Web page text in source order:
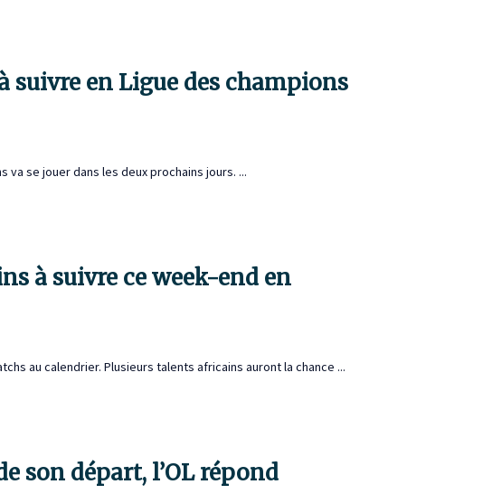
suivre en Ligue des champions
va se jouer dans les deux prochains jours. ...
à suivre ce week-end en
au calendrier. Plusieurs talents africains auront la chance ...
son départ, l’OL répond